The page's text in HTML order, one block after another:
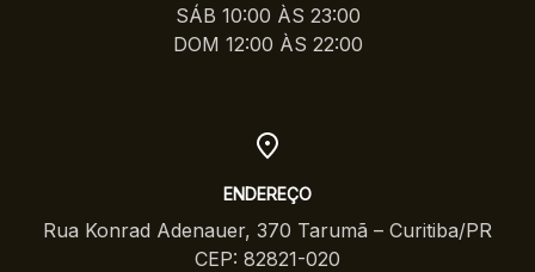
SÁB 10:00 ÀS 23:00
DOM 12:00 ÀS 22:00
ENDEREÇO
Rua Konrad Adenauer, 370 Tarumã – Curitiba/PR
CEP: 82821-020